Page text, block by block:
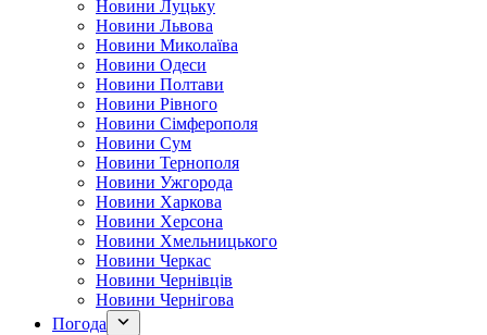
Новини Луцьку
Новини Львова
Новини Миколаїва
Новини Одеси
Новини Полтави
Новини Рівного
Новини Сімферополя
Новини Сум
Новини Тернополя
Новини Ужгорода
Новини Харкова
Новини Херсона
Новини Хмельницького
Новини Черкас
Новини Чернівців
Новини Чернігова
Погода